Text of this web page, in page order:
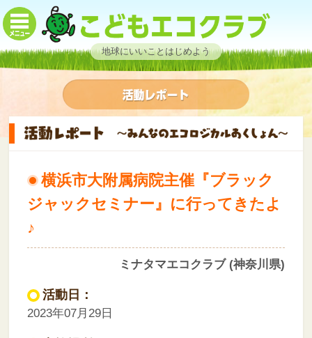
地球にいいことはじめよう
横浜市大附属病院主催『ブラック
ジャックセミナー』に行ってきたよ
♪
ミナタマエコクラブ (神奈川県)
活動日：
2023年07月29日